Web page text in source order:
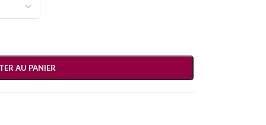
AU PANIER